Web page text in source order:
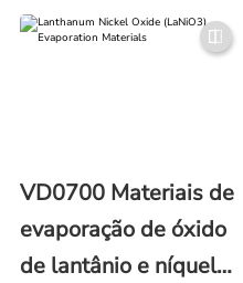
e lantânio
(La0.67Ca0.33MnO3)
VD0700 Materiais de
evaporação de óxido
de lantânio e níquel